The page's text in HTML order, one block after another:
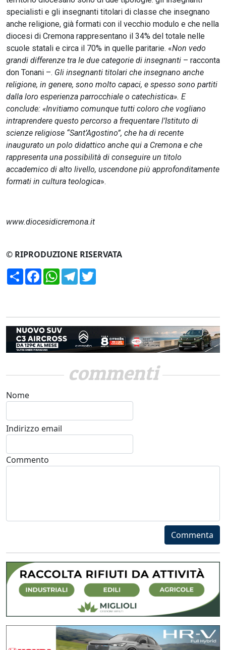
specialisti e gli insegnanti titolari di classe che insegnano
anche religione, già formati con il vecchio modulo e che nella
diocesi di Cremona rappresentano il 34% del totale nelle
scuole statali e circa il 70% in quelle paritarie. «Non vedo
grandi differenze tra le due categorie di insegnanti – racconta
don Tonani –. Gli insegnanti titolari che insegnano anche
religione, in genere, sono molto capaci, e spesso sono partiti
dalla loro esperienza parrocchiale o catechistica». E
conclude: «Invitiamo comunque tutti coloro che vogliano
intraprendere questo percorso a frequentare l’Istituto di
scienze religiose “Sant’Agostino”, che ha di recente
inaugurato un polo didattico anche qui a Cremona e che
rappresenta una possibilità di conseguire un titolo
accademico di alto livello, uscendone più approfonditamente
formati in cultura teologica».
www.diocesidicremona.it
© RIPRODUZIONE RISERVATA
CondividiFacebookWhatsApp
Telegram
commenti
Nome
Indirizzo email
Commento
Commenta